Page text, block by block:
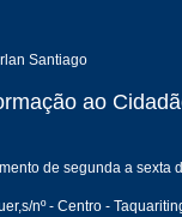
Santiago
ao
de segunda a sexta
nº - Centro -